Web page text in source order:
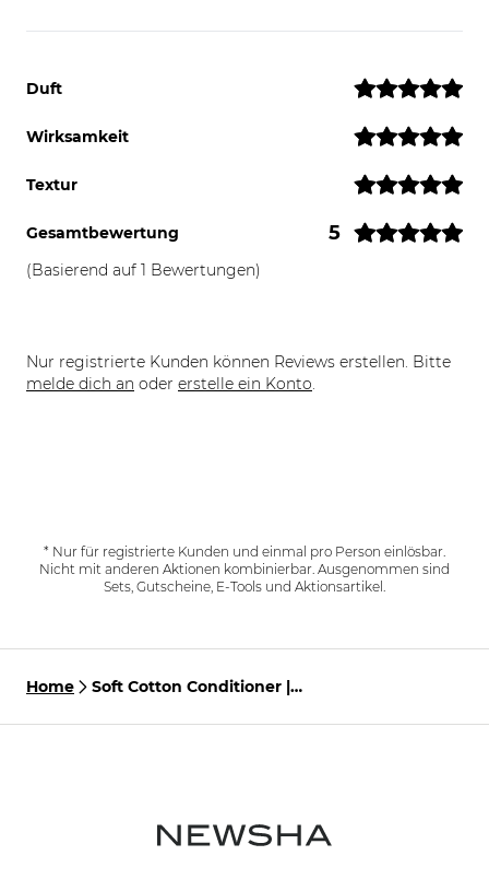
Duft
Wirksamkeit
Textur
Gesamtbewertung 5
(Basierend auf 1 Bewertungen)
Nur registrierte Kunden können Reviews erstellen. Bitte
melde dich an oder erstelle ein Konto.
* Nur für registrierte Kunden und einmal pro Person einlösbar.
Nicht mit anderen Aktionen kombinierbar. Ausgenommen sind
Sets, Gutscheine, E-Tools und Aktionsartikel.
Home
Soft Cotton Conditioner |